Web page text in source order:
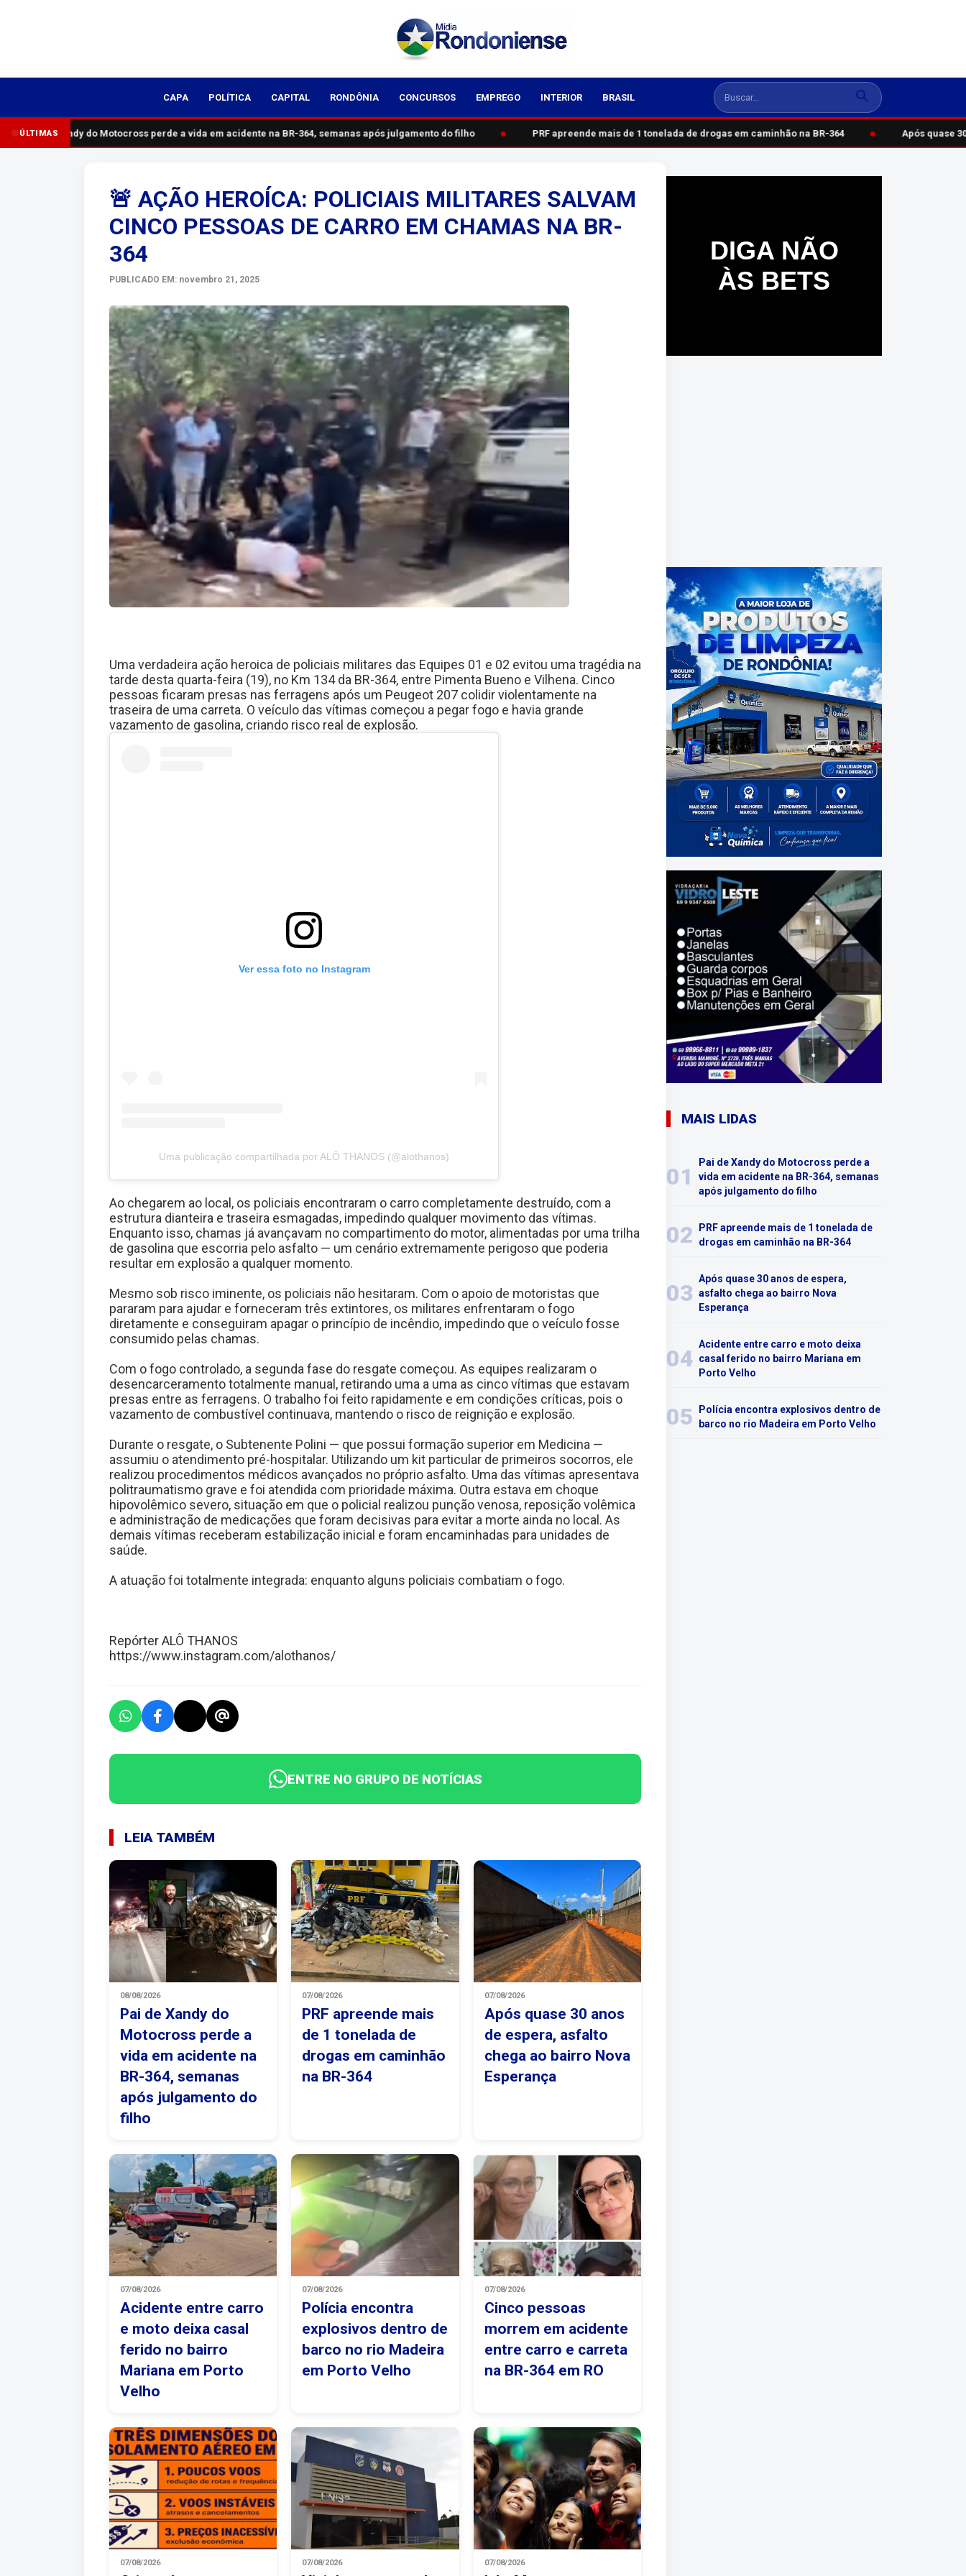
CAPA POLÍTICA CAPITAL RONDÔNIA CONCURSOS EMPREGO INTERIOR BRASIL
ÚLTIMAS
Pai de Xandy do Motocross perde a vida em acidente na BR-364, semanas após julgamento do filho PRF apreende mais de 1 tonelada de drogas em caminhão na BR-364 Após quase
🚨 AÇÃO HEROÍCA: POLICIAIS MILITARES SALVAM
CINCO PESSOAS DE CARRO EM CHAMAS NA BR-
364
PUBLICADO EM: novembro 21, 2025
Uma verdadeira ação heroica de policiais militares das Equipes 01 e 02 evitou uma tragédia na
tarde desta quarta-feira (19), no Km 134 da BR-364, entre Pimenta Bueno e Vilhena. Cinco
pessoas ficaram presas nas ferragens após um Peugeot 207 colidir violentamente na
traseira de uma carreta. O veículo das vítimas começou a pegar fogo e havia grande
vazamento de gasolina, criando risco real de explosão.
Ver essa foto no Instagram
Uma publicação compartilhada por ALÔ THANOS (@alothanos)
Ao chegarem ao local, os policiais encontraram o carro completamente destruído, com a
estrutura dianteira e traseira esmagadas, impedindo qualquer movimento das vítimas.
Enquanto isso, chamas já avançavam no compartimento do motor, alimentadas por uma trilha
de gasolina que escorria pelo asfalto — um cenário extremamente perigoso que poderia
resultar em explosão a qualquer momento.
Mesmo sob risco iminente, os policiais não hesitaram. Com o apoio de motoristas que
pararam para ajudar e forneceram três extintores, os militares enfrentaram o fogo
diretamente e conseguiram apagar o princípio de incêndio, impedindo que o veículo fosse
consumido pelas chamas.
Com o fogo controlado, a segunda fase do resgate começou. As equipes realizaram o
desencarceramento totalmente manual, retirando uma a uma as cinco vítimas que estavam
presas entre as ferragens. O trabalho foi feito rapidamente e em condições críticas, pois o
vazamento de combustível continuava, mantendo o risco de reignição e explosão.
Durante o resgate, o Subtenente Polini — que possui formação superior em Medicina —
assumiu o atendimento pré-hospitalar. Utilizando um kit particular de primeiros socorros, ele
realizou procedimentos médicos avançados no próprio asfalto. Uma das vítimas apresentava
politraumatismo grave e foi atendida com prioridade máxima. Outra estava em choque
hipovolêmico severo, situação em que o policial realizou punção venosa, reposição volêmica
e administração de medicações que foram decisivas para evitar a morte ainda no local. As
demais vítimas receberam estabilização inicial e foram encaminhadas para unidades de
saúde.
A atuação foi totalmente integrada: enquanto alguns policiais combatiam o fogo.
Repórter ALÔ THANOS
https://www.instagram.com/alothanos/
ENTRE NO GRUPO DE NOTÍCIAS
LEIA TAMBÉM
08/08/2026
Pai de Xandy do
Motocross perde a
vida em acidente na
BR-364, semanas
após julgamento do
filho
07/08/2026
PRF apreende mais
de 1 tonelada de
drogas em caminhão
na BR-364
07/08/2026
Após quase 30 anos
de espera, asfalto
chega ao bairro Nova
Esperança
07/08/2026
Acidente entre carro
e moto deixa casal
ferido no bairro
Mariana em Porto
Velho
07/08/2026
Polícia encontra
explosivos dentro de
barco no rio Madeira
em Porto Velho
07/08/2026
Cinco pessoas
morrem em acidente
entre carro e carreta
na BR-364 em RO
07/08/2026 07/08/2026 07/08/2026
DIGA NÃO
ÀS BETS
MAIS LIDAS
01
Pai de Xandy do Motocross perde a
vida em acidente na BR-364, semanas
após julgamento do filho
02
PRF apreende mais de 1 tonelada de
drogas em caminhão na BR-364
03
Após quase 30 anos de espera,
asfalto chega ao bairro Nova
Esperança
04
Acidente entre carro e moto deixa
casal ferido no bairro Mariana em
Porto Velho
05
Polícia encontra explosivos dentro de
barco no rio Madeira em Porto Velho